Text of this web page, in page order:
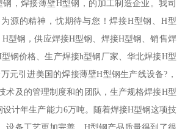
，焊接薄壁H型钢，的加工制造企业。我司
源的精神，忱期待与您！焊接H型钢、H型
型钢，供应焊接H型钢、焊接H型钢、销售焊
钢价格、生产焊接h型钢厂家、华北焊接H型
元引进美国的焊接薄壁H型钢生产线设备?，
术及的管理制度和的团队，生产规格焊接H型
计年生产能力6万吨。随着焊接H型钢这项技